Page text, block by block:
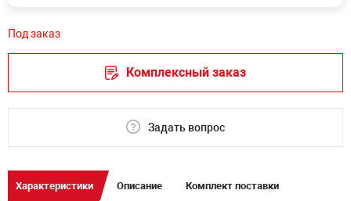
Под заказ
Комплексный заказ
Задать вопрос
Характеристики Описание Комплект поставки